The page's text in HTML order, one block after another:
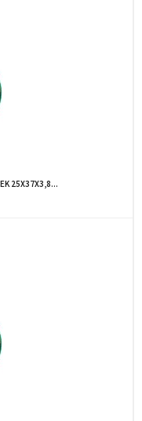
25X37X3,8...